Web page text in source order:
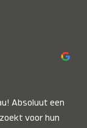
Absoluut een
voor hun